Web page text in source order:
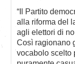
“Il Partito
alla riforma del
agli elettori di
Così ragionano
vocabolo scelto